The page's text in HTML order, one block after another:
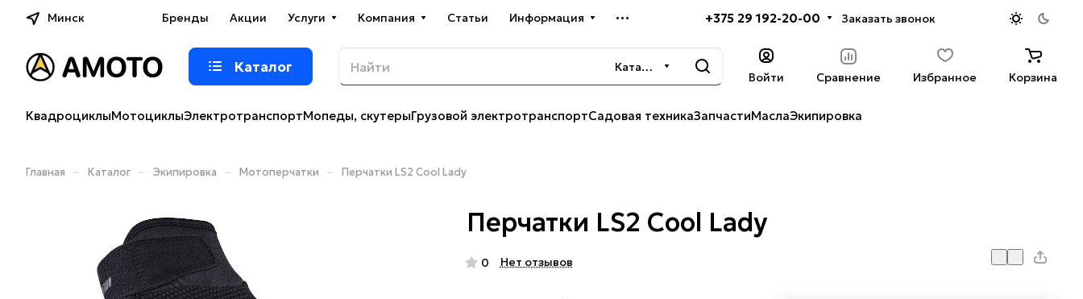
Минск Бренды Акции Услуги Компания Статьи Информация +375 29 192-20-00 Заказать звонок
Каталог Каталог
Войти Сравнение Избранное Корзина
КвадроциклыМотоциклыЭлектротранспортМопеды, скутерыГрузовой электротранспортСадовая техникаЗапчастиМаслаЭкипировка
Главная – Каталог – Экипировка – Мотоперчатки – Перчатки LS2 Cool Lady
Перчатки LS2 Cool Lady
0 Нет отзывов